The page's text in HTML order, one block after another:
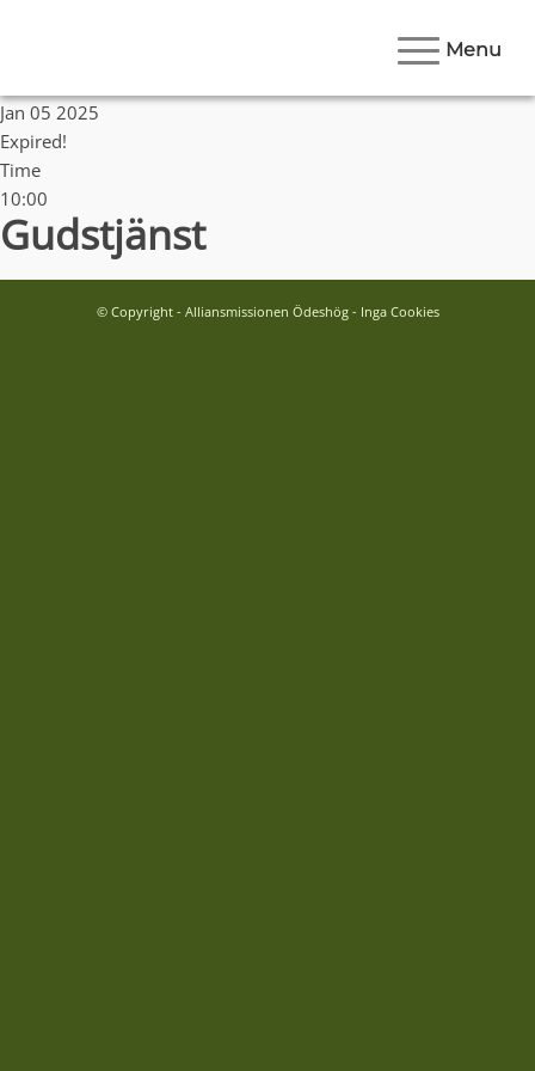
Menu
Jan 05 2025
Expired!
Time
10:00
Gudstjänst
© Copyright - Alliansmissionen Ödeshög - Inga Cookies